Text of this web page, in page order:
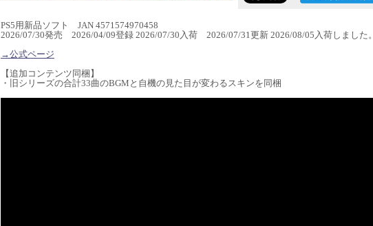
PS5用新品ソフト JAN 4571574970458
2026/07/30発売 2026/04/09登録 2026/07/30入荷 2026/07/31更新 2026/08/05入荷しました。
→公式ページ
【追加コンテンツ同梱】
・旧シリーズの合計33曲のBGMと自機の見た目が変わるスキンを同梱